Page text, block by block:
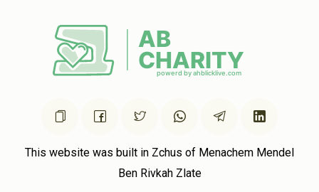
This website was built in Zchus of Menachem Mendel
Ben Rivkah Zlate